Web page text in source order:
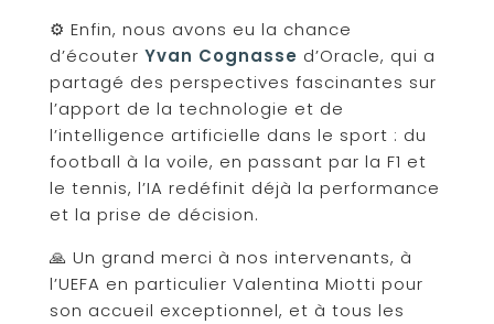
⚙️ Enfin, nous avons eu la chance
d’écouter Yvan Cognasse d’Oracle, qui a
partagé des perspectives fascinantes sur
l’apport de la technologie et de
l’intelligence artificielle dans le sport : du
football à la voile, en passant par la F1 et
le tennis, l’IA redéfinit déjà la performance
et la prise de décision.
🙏 Un grand merci à nos intervenants, à
l’UEFA en particulier Valentina Miotti pour
son accueil exceptionnel, et à tous les